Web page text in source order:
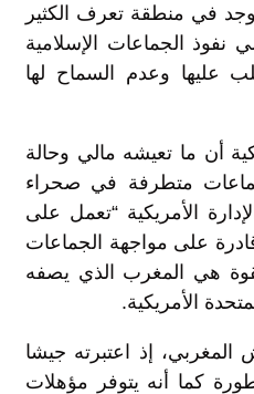
في منطقة تعرف الكثير
نفوذ الجماعات الإسلامية
عليها وعدم السماح لها
أن ما تعيشه مالي وحالة
متطرفة في صحراء
الأمريكية “تعمل على
على مواجهة الجماعات
هي المغرب الذي يصفه
الأمريكية.
المغربي، إذ اعتبرته جيشا
كما أنه يتوفر مؤهلات